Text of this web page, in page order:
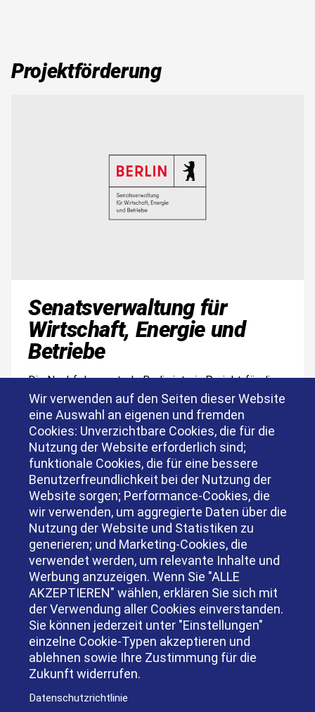
Projektförderung
Senatsverwaltung für
Wirtschaft, Energie und
Betriebe
Die Nachfolgezentrale Berlin ist ein Projekt für die
Region und den Wirtschaftsstandort Berlin. Durch
erfolgreiche Unternehmensübergaben werden
wertvolle Erfahrungen und Strukturen
weitergegeben. Daher werden wir durch die
Senatsverwaltung für Wirtschaft, Energie und
Betriebe gefördert.
Zum Partner
Wir verwenden auf den Seiten dieser Website
eine Auswahl an eigenen und fremden
Cookies: Unverzichtbare Cookies, die für die
Nutzung der Website erforderlich sind;
funktionale Cookies, die für eine bessere
Benutzerfreundlichkeit bei der Nutzung der
Website sorgen; Performance-Cookies, die
wir verwenden, um aggregierte Daten über die
Nutzung der Website und Statistiken zu
generieren; und Marketing-Cookies, die
verwendet werden, um relevante Inhalte und
Werbung anzuzeigen. Wenn Sie "ALLE
AKZEPTIEREN" wählen, erklären Sie sich mit
der Verwendung aller Cookies einverstanden.
Sie können jederzeit unter "Einstellungen"
einzelne Cookie-Typen akzeptieren und
ablehnen sowie Ihre Zustimmung für die
Zukunft widerrufen.
Datenschutzrichtlinie